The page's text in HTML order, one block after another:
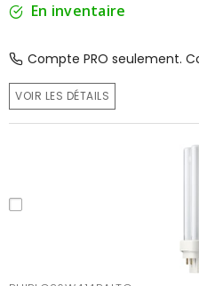
En inventaire
Compte PRO seulement.
VOIR LES DÉTAILS